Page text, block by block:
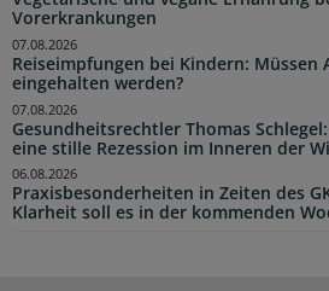
Vorerkrankungen
Reiseimpfungen bei Kindern: Müssen
eingehalten werden?
07.08.2026
Gesundheitsrechtler Thomas
eine stille Rezession im Inneren der
07.08.2026
Praxisbesonderheiten in Zeiten des
Klarheit soll es in der kommenden
06.08.2026